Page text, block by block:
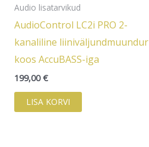
Audio lisatarvikud
AudioControl LC2i PRO 2-
kanaliline liiniväljundmuundur
koos AccuBASS-iga
199,00€
LISA KORVI